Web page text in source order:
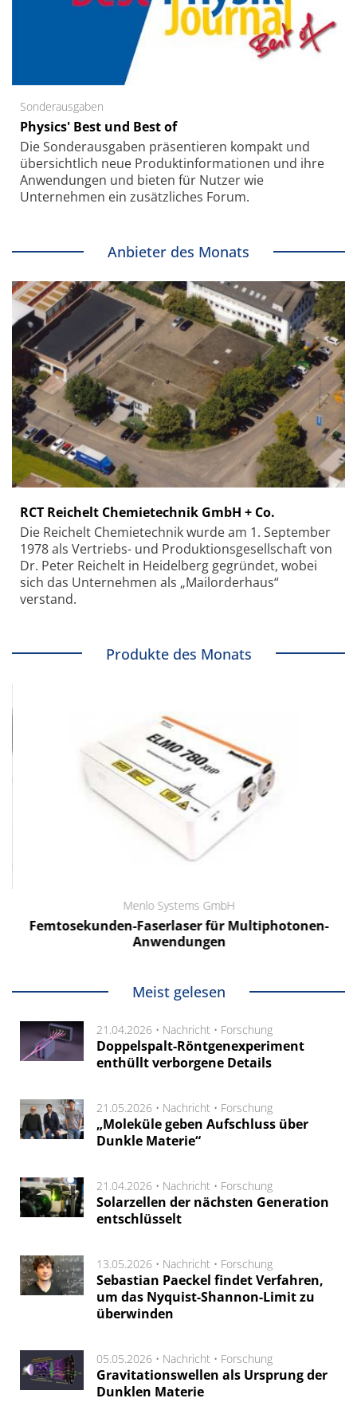
Sonderausgaben
Physics' Best und Best of
Die Sonder­ausgaben präsentieren kompakt und
übersichtlich neue Produkt­informationen und ihre
Anwendungen und bieten für Nutzer wie
Unternehmen ein zusätzliches Forum.
Anbieter des Monats
RCT Reichelt Chemietechnik GmbH + Co.
Die Reichelt Chemietechnik wurde am 1. September
1978 als Vertriebs- und Produktionsgesellschaft von
Dr. Peter Reichelt in Heidelberg gegründet, wobei
sich das Unternehmen als „Mailorderhaus“
verstand.
Produkte des Monats
Menlo Systems GmbH
Femtosekunden-Faserlaser für Multiphotonen-
Anwendungen
Meist gelesen
21.04.2026 • Nachricht • Forschung
Doppelspalt-Röntgenexperiment
enthüllt verborgene Details
21.05.2026 • Nachricht • Forschung
„Moleküle geben Aufschluss über
Dunkle Materie“
21.04.2026 • Nachricht • Forschung
Solarzellen der nächsten Generation
entschlüsselt
13.05.2026 • Nachricht • Forschung
Sebastian Paeckel findet Verfahren,
um das Nyquist-Shannon-Limit zu
überwinden
05.05.2026 • Nachricht • Forschung
Gravitationswellen als Ursprung der
Dunklen Materie